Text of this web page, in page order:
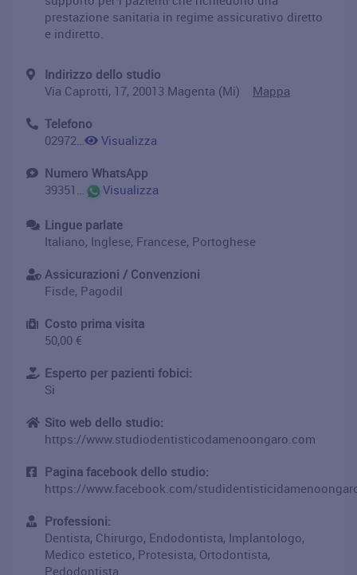
prestazione sanitaria in regime assicurativo diretto
e indiretto.
Indirizzo dello studio
Via Caprotti, 17, 20013 Magenta (Mi) Mappa
Telefono
0297291840
Visualizza
Numero WhatsApp
393516554939
Visualizza
Lingue parlate
Italiano, Inglese, Francese, Portoghese
Assicurazioni / Convenzioni
Fisde, Pagodil
Costo prima visita
50,00 €
Esperto per pazienti fobici:
Si
Sito web dello studio:
https://www.studiodentisticodamenoongaro.com
Pagina facebook dello studio:
https://www.facebook.com/
Professioni:
Dentista, Chirurgo, Endodontista, Implantologo,
Medico estetico, Protesista, Ortodontista,
Pedodontista